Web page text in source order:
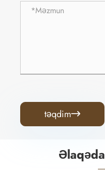
təqdim